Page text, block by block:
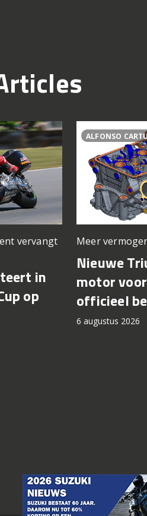
vervangt
in
op
ALFONSO
Meer
Nieuwe
motor
officieel
6 augustus 2026